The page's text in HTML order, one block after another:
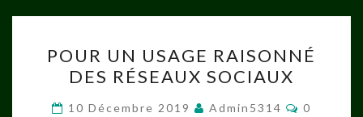
UN
USAGE
RAISONNÉ
POUR UN USAGE RAISONNÉ
DES RÉSEAUX SOCIAUX
10 Décembre 2019 Admin5314
0